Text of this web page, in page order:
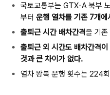
국토교통부는 GTX-A 북부
부터 운행 열차를 기존 7개에
출퇴근 시간 배차간격을 기존
출퇴근 외 시간도 배차간격
것과 큰 차이가 없다.
열차 왕복 운행 횟수는 224